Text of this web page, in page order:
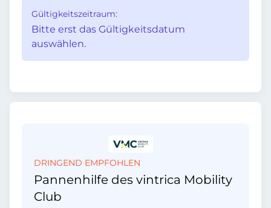
Gültigkeitszeitraum:
Bitte erst das Gültigkeitsdatum
auswählen.
DRINGEND EMPFOHLEN
Pannenhilfe des vintrica Mobility
Club